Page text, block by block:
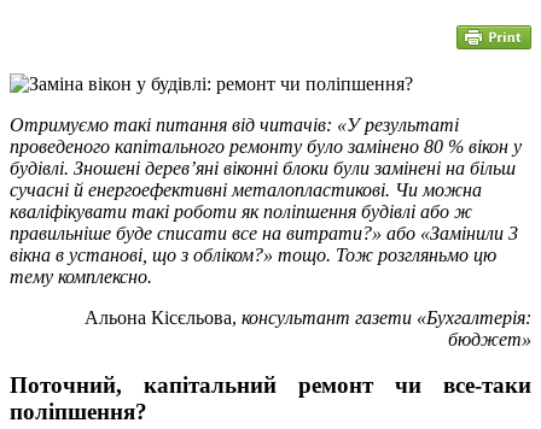
Отримуємо такі питання від читачів: «У результаті
проведеного капітального ремонту було замінено 80 % вікон у
будівлі. Зношені дерев’яні віконні блоки були замінені на більш
сучасні й енергоефективні металопластикові. Чи можна
кваліфікувати такі роботи як поліпшення будівлі або ж
правильніше буде списати все на витрати?» або «Замінили 3
вікна в установі, що з обліком?» тощо. Тож розгляньмо цю
тему комплексно.
Альона Кісєльова, консультант газети «Бухгалтерія:
бюджет»
Поточний, капітальний ремонт чи все-таки
поліпшення?